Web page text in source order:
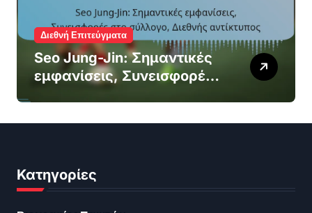
Διεθνή Επιτεύγματα
Seo Jung-Jin: Σημαντικές
εμφανίσεις, Συνεισφορές
Κατηγορίες